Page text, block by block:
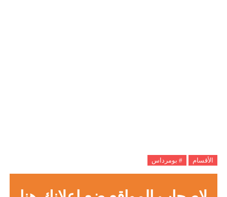
الأقسام # بومرداس